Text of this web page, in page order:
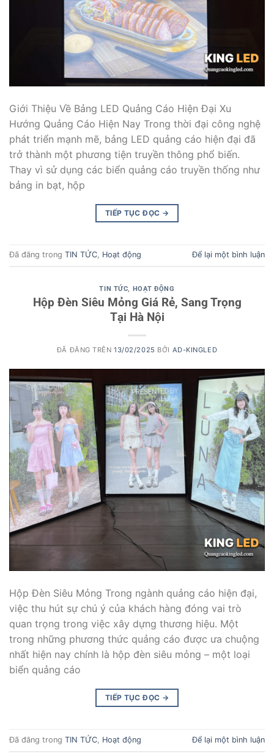
Giới Thiệu Về Bảng LED Quảng Cáo Hiện Đại Xu
Hướng Quảng Cáo Hiện Nay Trong thời đại công nghệ
phát triển mạnh mẽ, bảng LED quảng cáo hiện đại đã
trở thành một phương tiện truyền thông phổ biến.
Thay vì sử dụng các biển quảng cáo truyền thống như
bảng in bạt, hộp
TIẾP TỤC ĐỌC →
Đã đăng trong TIN TỨC, Hoạt động Để lại một bình luận
TIN TỨC, HOẠT ĐỘNG
Hộp Đèn Siêu Mỏng Giá Rẻ, Sang Trọng
Tại Hà Nội
ĐÃ ĐĂNG TRÊN13/02/2025 BỞI AD-KINGLED
Hộp Đèn Siêu Mỏng Trong ngành quảng cáo hiện đại,
việc thu hút sự chú ý của khách hàng đóng vai trò
quan trọng trong việc xây dựng thương hiệu. Một
trong những phương thức quảng cáo được ưa chuộng
nhất hiện nay chính là hộp đèn siêu mỏng – một loại
biển quảng cáo
TIẾP TỤC ĐỌC →
Đã đăng trong TIN TỨC Hoạt động Để lại một bình luận